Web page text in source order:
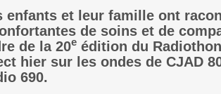
enfants et leur famille ont
de soins et de
de la 20e édition du
hier sur les ondes de CJAD
690.